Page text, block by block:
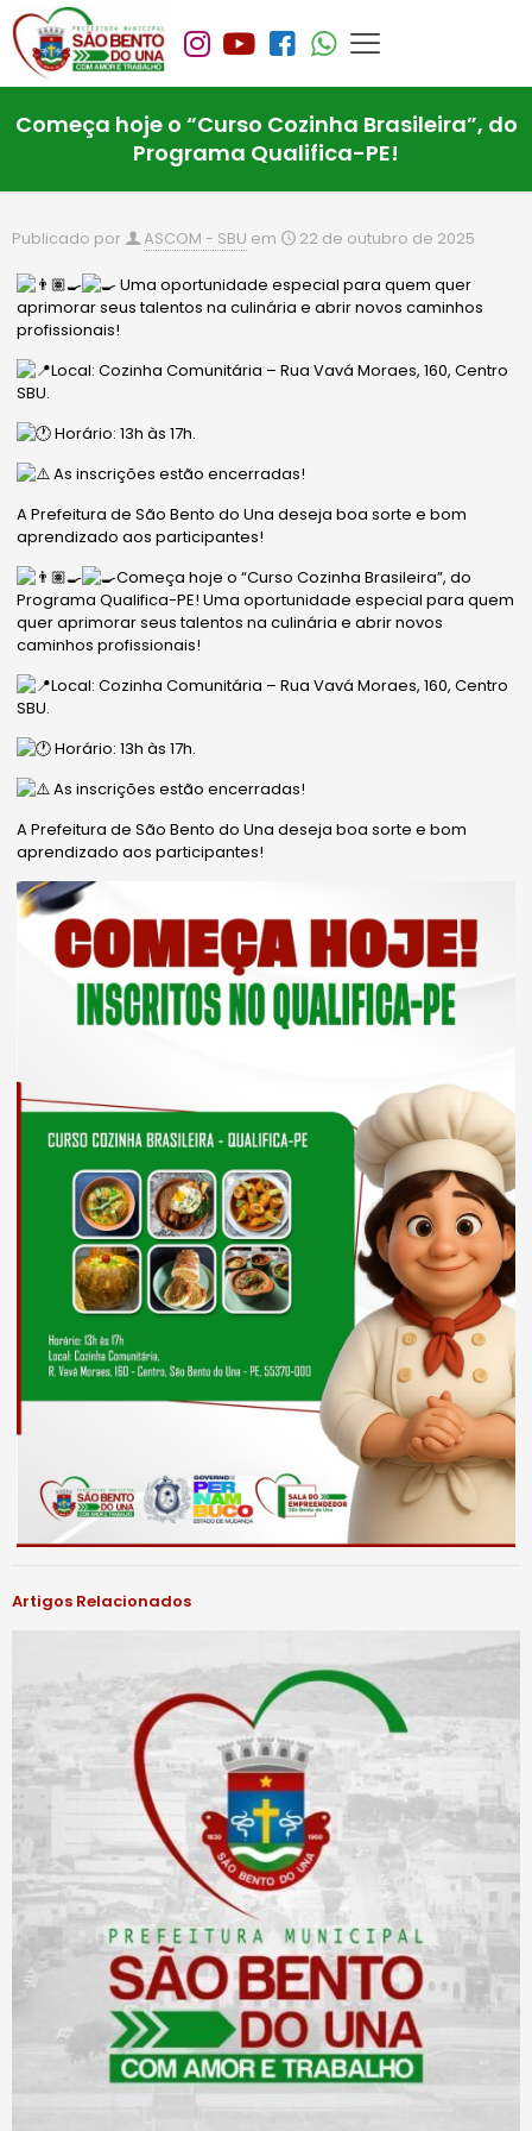
Começa hoje o “Curso Cozinha Brasileira”, do
Programa Qualifica-PE!
Publicado por ASCOM - SBU em 22 de outubro de 2025
Uma oportunidade especial para quem quer
aprimorar seus talentos na culinária e abrir novos caminhos
profissionais!
Local: Cozinha Comunitária – Rua Vavá Moraes, 160, Centro
SBU.
Horário: 13h às 17h.
As inscrições estão encerradas!
A Prefeitura de São Bento do Una deseja boa sorte e bom
aprendizado aos participantes!
Começa hoje o “Curso Cozinha Brasileira”, do
Programa Qualifica-PE! Uma oportunidade especial para quem
quer aprimorar seus talentos na culinária e abrir novos
caminhos profissionais!
Local: Cozinha Comunitária – Rua Vavá Moraes, 160, Centro
SBU.
Horário: 13h às 17h.
As inscrições estão encerradas!
A Prefeitura de São Bento do Una deseja boa sorte e bom
aprendizado aos participantes!
Artigos Relacionados